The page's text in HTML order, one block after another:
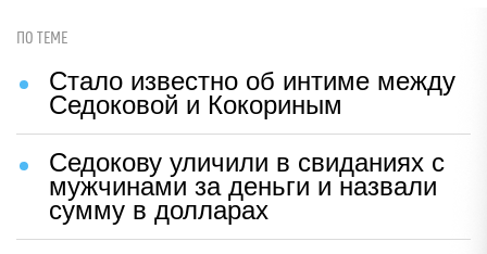
ПО ТЕМЕ
Стало известно об интиме между
Седоковой и Кокориным
Седокову уличили в свиданиях с
мужчинами за деньги и назвали
сумму в долларах